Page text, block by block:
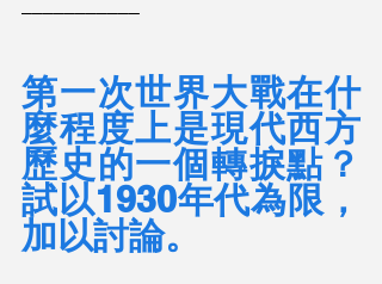
第一次世界大戰在什
麼程度上是現代西方
歷史的一個轉捩點？
試以1930年代為限，
加以討論。